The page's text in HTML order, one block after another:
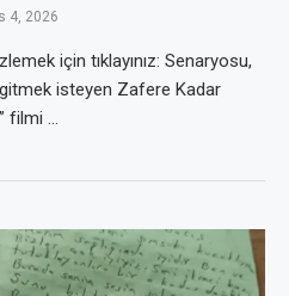
4, 2026
için tıklayınız: Senaryosu,
gitmek isteyen Zafere Kadar
filmi …